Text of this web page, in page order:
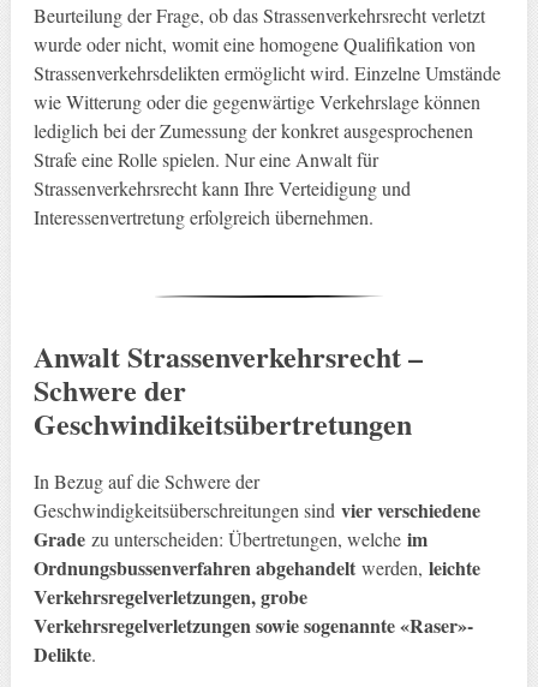
Beurteilung der Frage, ob das Strassenverkehrsrecht verletzt
wurde oder nicht, womit eine homogene Qualifikation von
Strassenverkehrsdelikten ermöglicht wird. Einzelne Umstände
wie Witterung oder die gegenwärtige Verkehrslage können
lediglich bei der Zumessung der konkret ausgesprochenen
Strafe eine Rolle spielen. Nur eine Anwalt für
Strassenverkehrsrecht kann Ihre Verteidigung und
Interessenvertretung erfolgreich übernehmen.
Anwalt Strassenverkehrsrecht –
Schwere der
Geschwindikeitsübertretungen
In Bezug auf die Schwere der
Geschwindigkeitsüberschreitungen sind vier verschiedene
Gradezu unterscheiden: Übertretungen, welche im
Ordnungsbussenverfahren abgehandeltwerden, leichte
Verkehrsregelverletzungen, grobe
Verkehrsregelverletzungen sowie sogenannte «Raser»-
Delikte.